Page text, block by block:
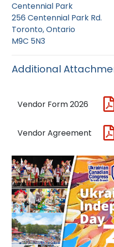
Centennial Park
256 Centennial Park Rd.
Toronto, Ontario
M9C 5N3
Additional
Vendor Form 2026
Vendor Agreement